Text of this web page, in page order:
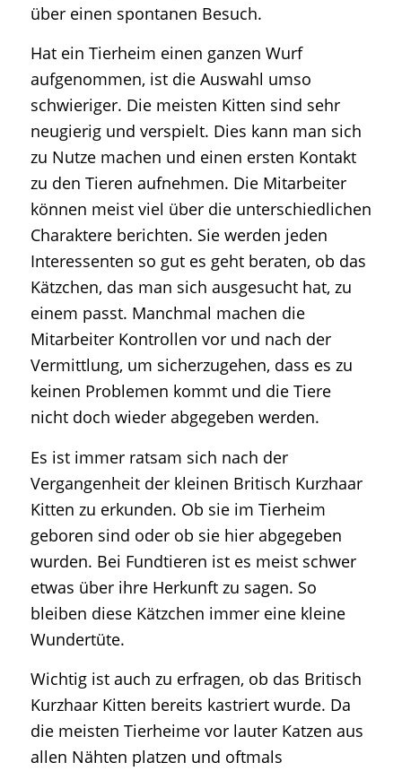
über einen spontanen Besuch.
Hat ein Tierheim einen ganzen Wurf
aufgenommen, ist die Auswahl umso
schwieriger. Die meisten Kitten sind sehr
neugierig und verspielt. Dies kann man sich
zu Nutze machen und einen ersten Kontakt
zu den Tieren aufnehmen. Die Mitarbeiter
können meist viel über die unterschiedlichen
Charaktere berichten. Sie werden jeden
Interessenten so gut es geht beraten, ob das
Kätzchen, das man sich ausgesucht hat, zu
einem passt. Manchmal machen die
Mitarbeiter Kontrollen vor und nach der
Vermittlung, um sicherzugehen, dass es zu
keinen Problemen kommt und die Tiere
nicht doch wieder abgegeben werden.
Es ist immer ratsam sich nach der
Vergangenheit der kleinen Britisch Kurzhaar
Kitten zu erkunden. Ob sie im Tierheim
geboren sind oder ob sie hier abgegeben
wurden. Bei Fundtieren ist es meist schwer
etwas über ihre Herkunft zu sagen. So
bleiben diese Kätzchen immer eine kleine
Wundertüte.
Wichtig ist auch zu erfragen, ob das Britisch
Kurzhaar Kitten bereits kastriert wurde. Da
die meisten Tierheime vor lauter Katzen aus
allen Nähten platzen und oftmals